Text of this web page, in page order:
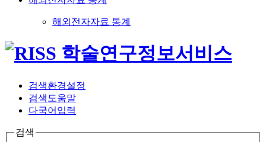
해외전자자료 통계
검색환경설정
검색도움말
다국어입력
검색